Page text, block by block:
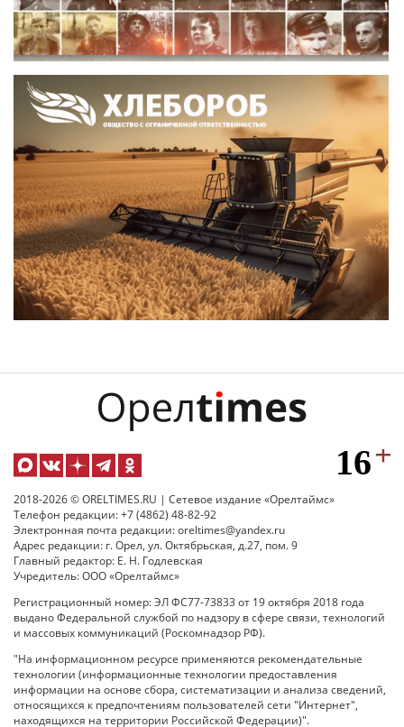
2018-2026 © ORELTIMES.RU | Сетевое издание «Орелтаймс»
Телефон редакции: +7 (4862) 48-82-92
Электронная почта редакции: oreltimes@yandex.ru
Адрес редакции: г. Орел, ул. Октябрьская, д.27, пом. 9
Главный редактор: Е. Н. Годлевская
Учредитель: ООО «Орелтаймс»
Регистрационный номер: ЭЛ ФС77-73833 от 19 октября 2018 года
выдано Федеральной службой по надзору в сфере связи, технологий
и массовых коммуникаций (Роскомнадзор РФ).
"На информационном ресурсе применяются рекомендательные
технологии (информационные технологии предоставления
информации на основе сбора, систематизации и анализа сведений,
относящихся к предпочтениям пользователей сети "Интернет",
находящихся на территории Российской Федерации)".